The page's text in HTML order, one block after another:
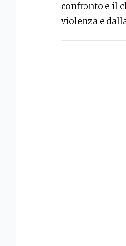
confronto e il
violenza e